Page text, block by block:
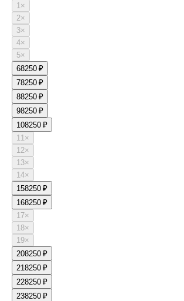
1×
2×
3×
4×
5×
68250 ₽
78250 ₽
88250 ₽
98250 ₽
108250 ₽
11×
12×
13×
14×
158250 ₽
168250 ₽
17×
18×
19×
208250 ₽
218250 ₽
228250 ₽
238250 ₽